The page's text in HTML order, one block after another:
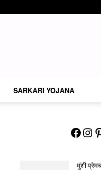
SARKARI YOJANA
मुंशी